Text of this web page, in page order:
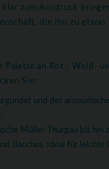
zum Ausdruck
die ihn zu etwas
an Rot-, Weiß-
Sie:
und der
Müller-Thurgau bis hin
Bacchus. Ideal für leichte